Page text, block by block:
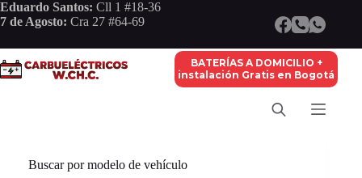
Saltar
al
Eduardo Santos: Cll 1 #18-36
7 de Agosto: Cra 27 #64-69
BATERÍAS A DOMICILIO +
instalación Gratis en Bogotá
Buscar por modelo de vehículo